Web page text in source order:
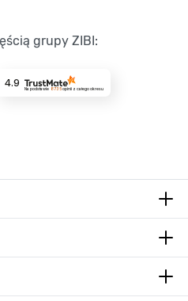
grupy ZIBI:
4.9
Na podstawie 8735opinii z całego okresu